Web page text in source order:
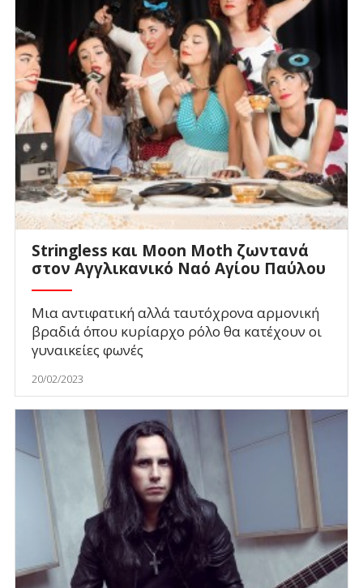
Stringless και Moon Moth ζωντανά
στον Αγγλικανικό Ναό Αγίου Παύλου
Μια αντιφατική αλλά ταυτόχρονα αρμονική
βραδιά όπου κυρίαρχο ρόλο θα κατέχουν οι
γυναικείες φωνές
20/02/2023